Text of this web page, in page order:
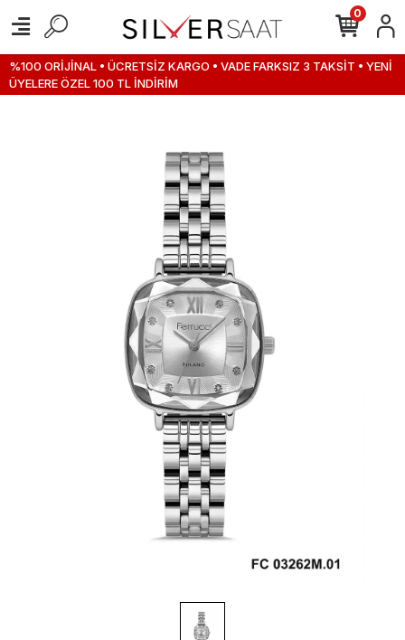
%100 ORİJİNAL • ÜCRETSİZ KARGO • VADE FARKSIZ 3 TAKSİT • YENİ
ÜYELERE ÖZEL 100 TL İNDİRİM
0